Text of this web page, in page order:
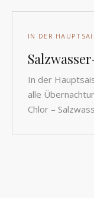
IN DER
In der
alle
Chlor –